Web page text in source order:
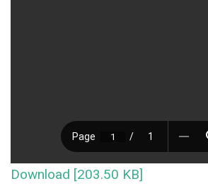
Download [203.50 KB]